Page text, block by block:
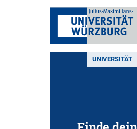
UNIVERSITÄT